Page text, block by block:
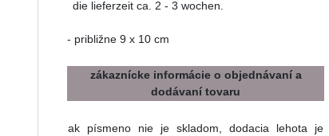
die lieferzeit ca. 2 - 3 wochen.
- približne 9 x 10 cm
zákaznícke informácie o objednávaní a
dodávaní tovaru
ak písmeno nie je skladom, dodacia lehota je